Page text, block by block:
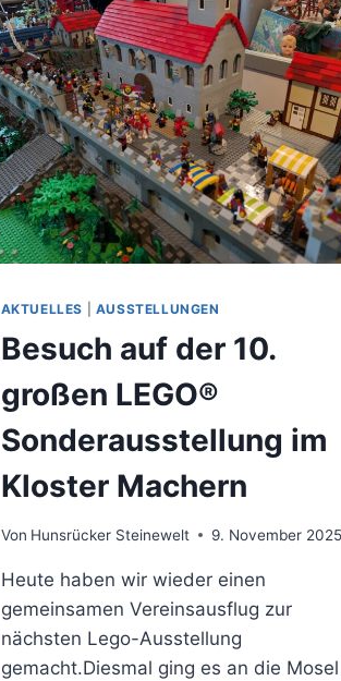
AKTUELLES AUSSTELLUNGEN
Besuch auf der 10.
großen LEGO®
Sonderausstellung im
Kloster Machern
Von Hunsrücker Steinewelt 9. November 2025
Heute haben wir wieder einen
gemeinsamen Vereinsausflug zur
nächsten Lego-Ausstellung
gemacht.Diesmal ging es an die Mosel